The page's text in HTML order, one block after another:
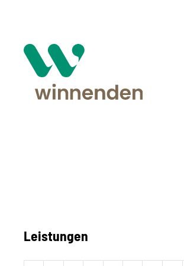
Leistungen